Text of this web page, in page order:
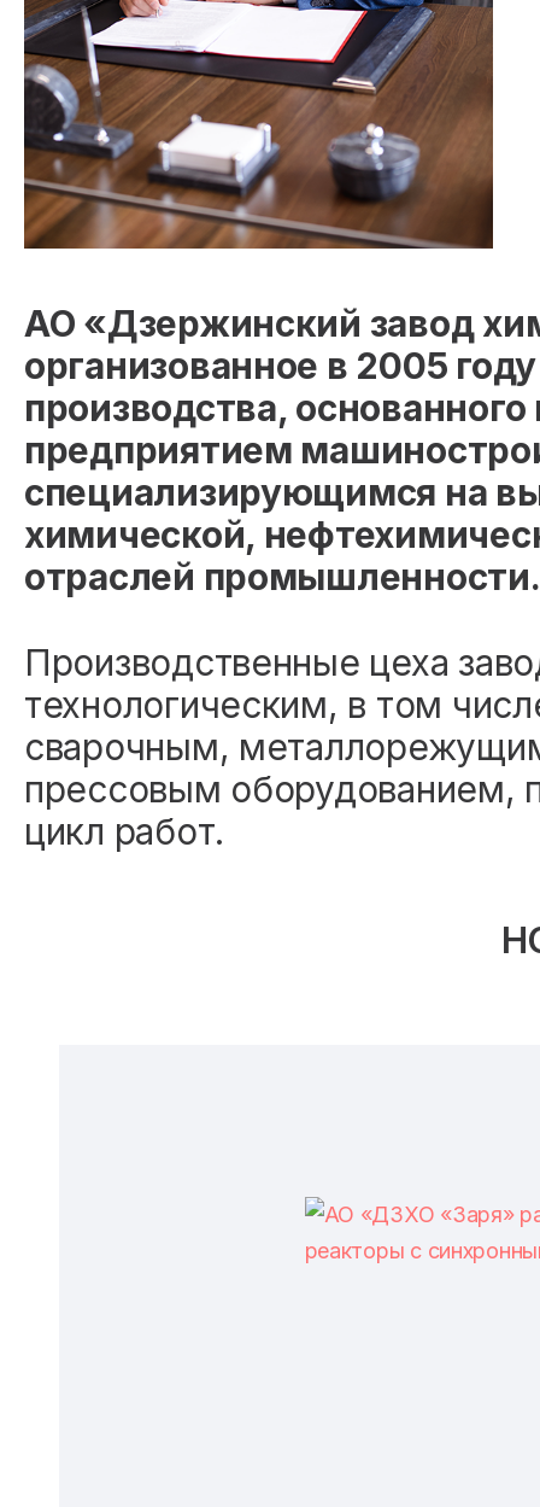
АО «Дзержинский завод
организованное в 2005
производства, основанного
предприятием
специализирующимся на
химической,
отраслей промышленности.
Производственные цеха
технологическим, в том
сварочным,
прессовым оборудованием,
цикл работ.